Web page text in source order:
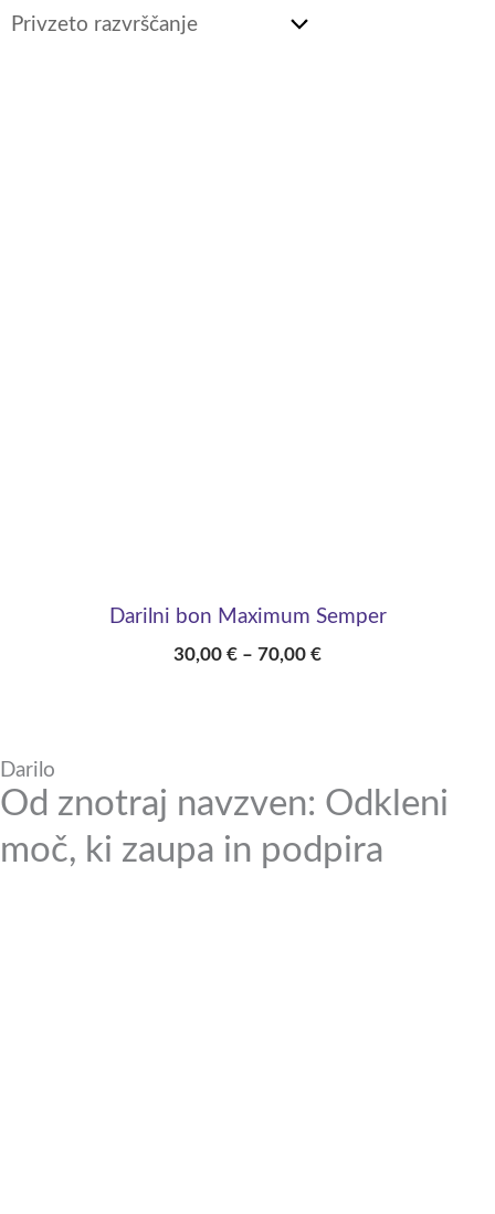
Darilni bon Maximum Semper
30,00 € – 70,00 €
Darilo
Od znotraj navzven: Odkleni
moč, ki zaupa in podpira